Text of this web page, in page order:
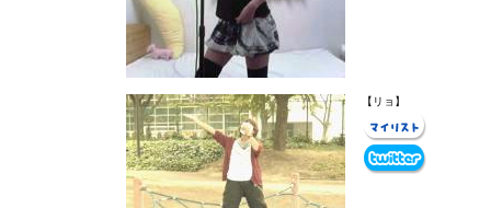
【リョ】